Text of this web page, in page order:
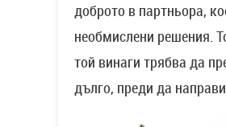
доброто в партньора,
необмислени решения.
той винаги трябва да
дълго, преди да